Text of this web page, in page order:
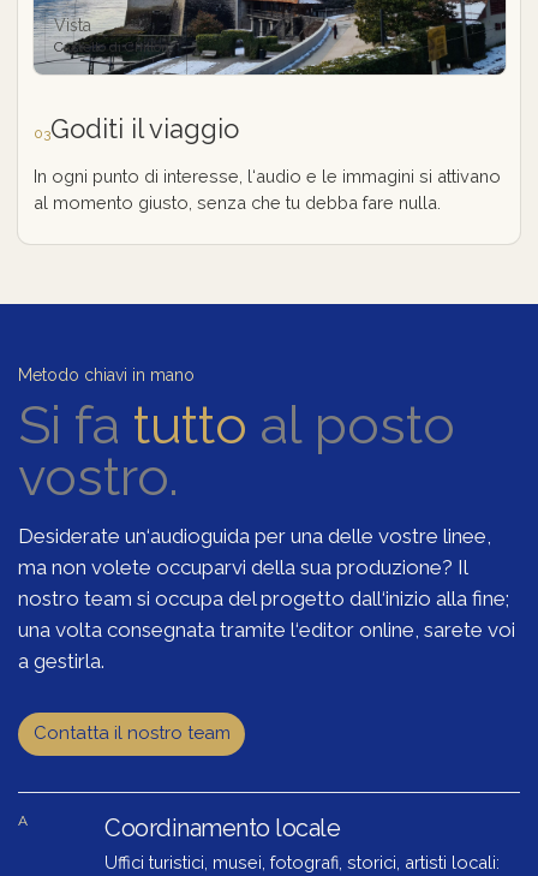
Vista
Castello di Chillon
03Goditi il viaggio
In ogni punto di interesse, l‘audio e le immagini si attivano
al momento giusto, senza che tu debba fare nulla.
Metodo chiavi in mano
Si fa tutto al posto
vostro.
Desiderate un‘audioguida per una delle vostre linee,
ma non volete occuparvi della sua produzione? Il
nostro team si occupa del progetto dall‘inizio alla fine;
una volta consegnata tramite l‘editor online, sarete voi
a gestirla.
Contatta il nostro team
A Coordinamento locale
Uffici turistici, musei, fotografi, storici, artisti locali: